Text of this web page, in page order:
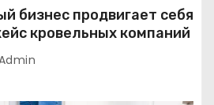
бизнес продвигает себя
кровельных компаний